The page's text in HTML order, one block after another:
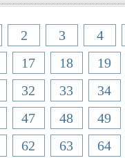
2 3 4
17 18 19
32 33 34
47 48 49
62 63 64